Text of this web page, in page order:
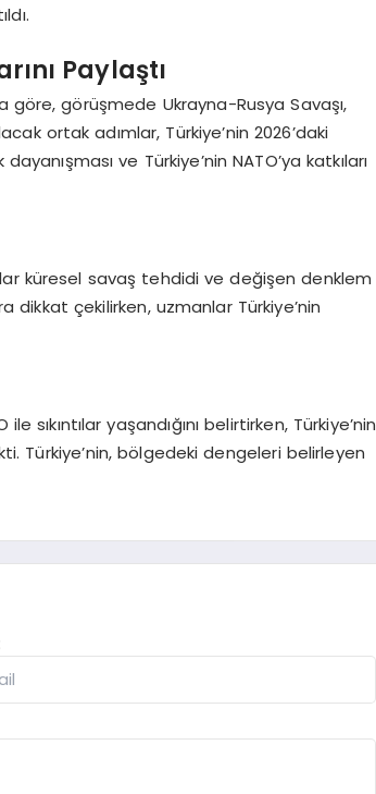
Paylaştı
göre, görüşmede Ukrayna-Rusya Savaşı,
ortak adımlar, Türkiye’nin 2026’daki
ve Türkiye’nin NATO’ya katkıları
küresel savaş tehdidi ve değişen denklem
dikkat çekilirken, uzmanlar Türkiye’nin
yaşandığını belirtirken, Türkiye’nin
Türkiye’nin, bölgedeki dengeleri belirleyen